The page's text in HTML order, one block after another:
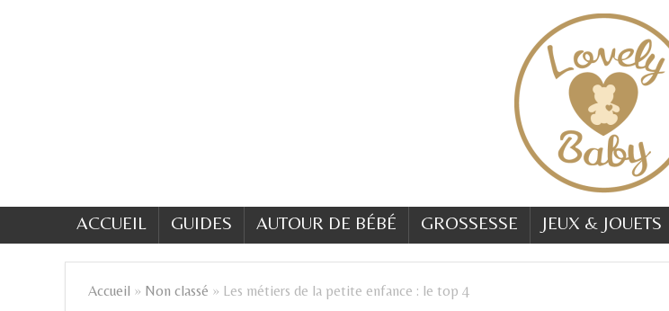
ACCUEIL GUIDES AUTOUR DE BÉBÉ GROSSESSE JEUX & JOUETS
Accueil » Non classé » Les métiers de la petite enfance : le top 4